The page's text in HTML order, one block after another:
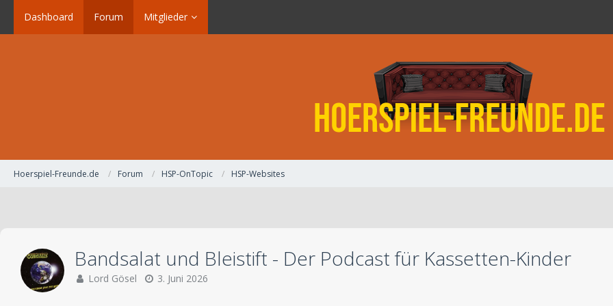
Dashboard Forum Mitglieder
Hoerspiel-Freunde.de Forum HSP-OnTopic HSP-Websites
Bandsalat und Bleistift - Der Podcast für Kassetten-Kinder
Lord Gösel 3. Juni 2026